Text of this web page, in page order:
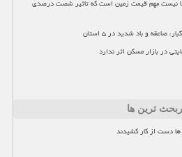
نیست مهم قیمت زمین است که تاثیر شصت درصدی
و باد شدید در ۵ استان
در بازار مسکن اثر ندارد
ترین ها
دست از کار کشیدند